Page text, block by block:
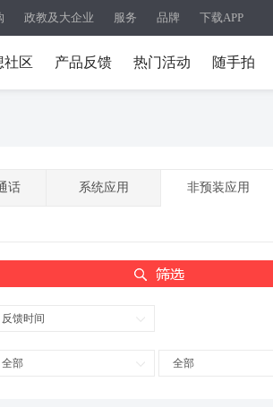
政教及大企业 服务 品牌 下载APP
社区 产品反馈 热门活动 随手拍
话 系统应用 非预装应用
反馈时间
全部 全部